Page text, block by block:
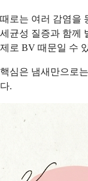
때로는 여러 감염을
세균성 질증과 함께
제로 BV 때문일 수
핵심은 냄새만으로
다.